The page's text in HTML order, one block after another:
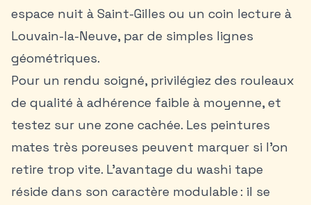
espace nuit à Saint-Gilles ou un coin lecture à
Louvain-la-Neuve, par de simples lignes
géométriques.
Pour un rendu soigné, privilégiez des rouleaux
de qualité à adhérence faible à moyenne, et
testez sur une zone cachée. Les peintures
mates très poreuses peuvent marquer si l’on
retire trop vite. L’avantage du washi tape
réside dans son caractère modulable : il se